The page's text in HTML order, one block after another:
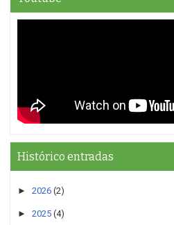
Histórico entradas
► 2026 (2)
► 2025 (4)